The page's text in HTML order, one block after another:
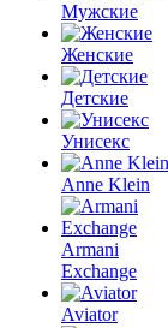
Мужские
Женские
Детские
Унисекс
Anne Klein
Armani
Exchange
Aviator